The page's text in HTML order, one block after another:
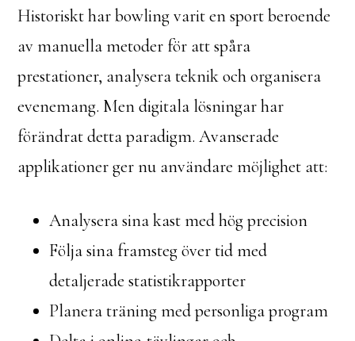
Historiskt har bowling varit en sport beroende
av manuella metoder för att spåra
prestationer, analysera teknik och organisera
evenemang. Men digitala lösningar har
förändrat detta paradigm. Avanserade
applikationer ger nu användare möjlighet att:
Analysera sina kast med hög precision
Följa sina framsteg över tid med
detaljerade statistikrapporter
Planera träning med personliga program